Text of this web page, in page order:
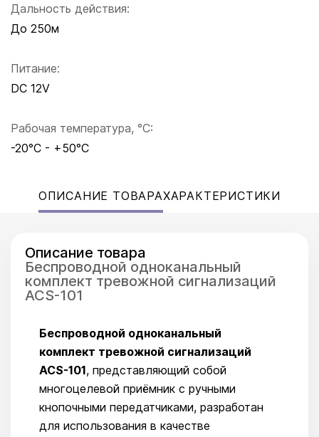
Дальность действия:
До 250м
Питание:
DC 12V
Рабочая температура, °C:
-20°C - +50°C
ОПИСАНИЕ ТОВАРАХАРАКТЕРИСТИКИ
Описание товара
Беспроводной одноканальный
комплект тревожной сигнализаций
ACS-101
Беспроводной одноканальный
комплект тревожной сигнализаций
ACS-101, представляющий собой
многоцелевой приёмник с ручными
кнопочными передатчиками, разработан
для использования в качестве